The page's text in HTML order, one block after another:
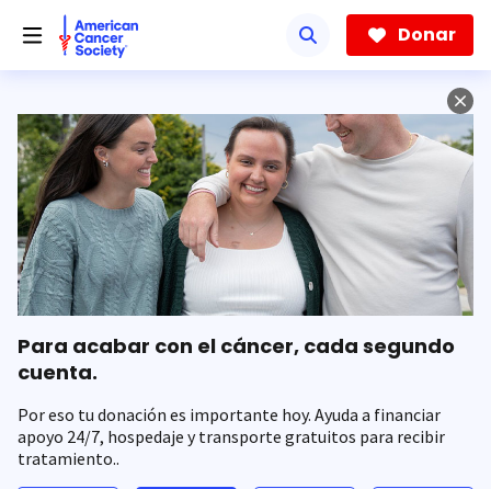
hacia
contenido
Donar
Para acabar con el cáncer, cada segundo
cuenta.
Por eso tu donación es importante hoy. Ayuda a financiar
apoyo 24/7, hospedaje y transporte gratuitos para recibir
tratamiento..